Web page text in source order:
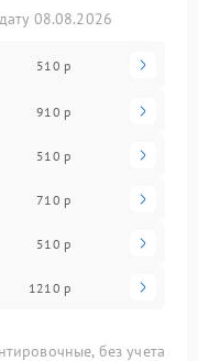
08.08.2026
510 р
910 р
510 р
710 р
510 р
1210 р
без учета